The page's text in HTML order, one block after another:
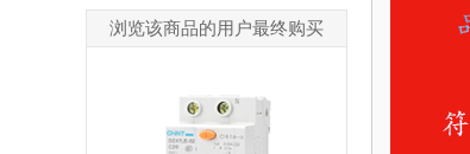
浏览该商品的用户最终购买